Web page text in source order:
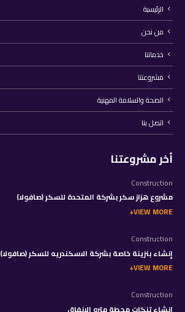
الرئيسية
من نحن
خدماتنا
مشروعتنا
الصحة والسلامة المهنية
اتصل بنا
أخر مشروعتنا
Construction
مشروع هزاز سكر بشركة المتحدة للسكر (صافولا)
VIEW MORE
Construction
إنشاء بنزينة خاصة بشركة الاسكندريه للسكر (صافولا)
VIEW MORE
Construction